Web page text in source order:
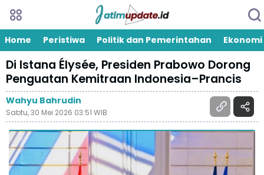
Home Peristiwa Politik dan Pemerintahan Ekonomi
Di Istana Élysée, Presiden Prabowo Dorong
Penguatan Kemitraan Indonesia–Prancis
Wahyu Bahrudin
Sabtu, 30 Mei 2026 03:51 WIB